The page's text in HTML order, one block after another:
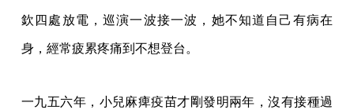
欽四處放電，巡演一波接一波，她不知道自己有病在
身，經常疲累疼痛到不想登台。
一九五六年，小兒麻痺疫苗才剛發明兩年，沒有接種過